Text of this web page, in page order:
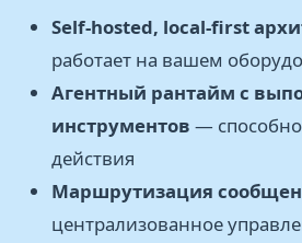
Self-hosted, local-first
работает на вашем
Агентный рантайм с
инструментов —
действия
Маршрутизация
централизованное